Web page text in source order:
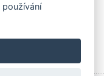
používání